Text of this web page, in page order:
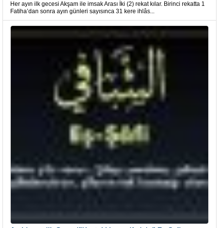
Her ayın ilk gecesi Akşam ile imsak Arası İki (2) rekat kılar. Birinci rekatta 1
Fatiha’dan sonra ayın günleri sayısınca 31 kere ihlâs...